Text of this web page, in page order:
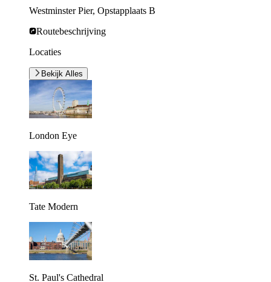
Westminster Pier, Opstapplaats B
Routebeschrijving
Locaties
Bekijk Alles
London Eye
Tate Modern
St. Paul's Cathedral